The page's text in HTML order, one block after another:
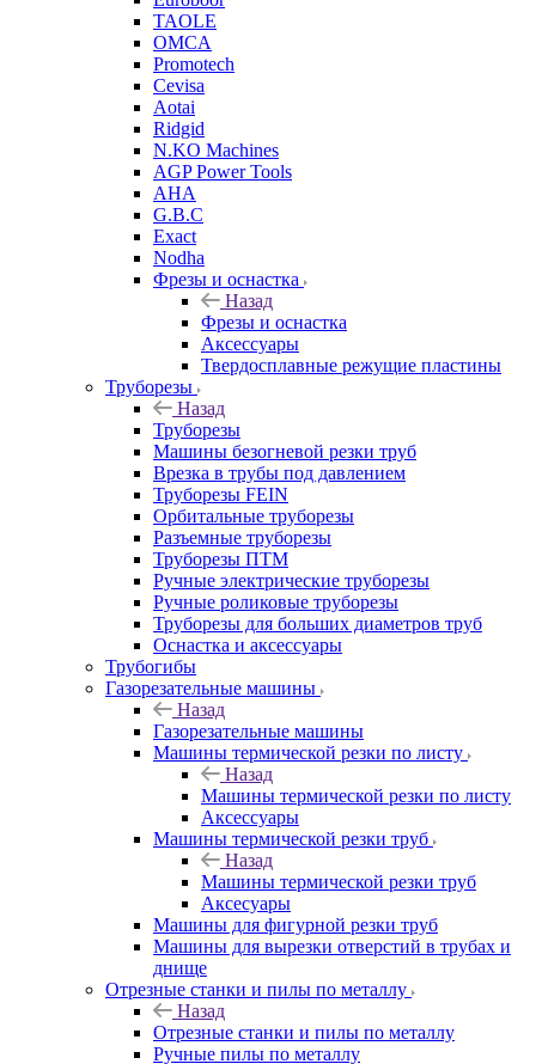
TAOLE
OMCA
Promotech
Cevisa
Aotai
Ridgid
N.KO Machines
AGP Power Tools
AHA
G.B.C
Exact
Nodha
Фрезы и оснастка
Назад
Фрезы и оснастка
Аксессуары
Твердосплавные режущие пластины
Труборезы
Назад
Труборезы
Машины безогневой резки труб
Врезка в трубы под давлением
Труборезы FEIN
Орбитальные труборезы
Разъемные труборезы
Труборезы ПТМ
Ручные электрические труборезы
Ручные роликовые труборезы
Труборезы для больших диаметров труб
Оснастка и аксессуары
Трубогибы
Газорезательные машины
Назад
Газорезательные машины
Машины термической резки по листу
Назад
Машины термической резки по листу
Аксессуары
Машины термической резки труб
Назад
Машины термической резки труб
Аксесуары
Машины для фигурной резки труб
Машины для вырезки отверстий в трубах и
днище
Отрезные станки и пилы по металлу
Назад
Отрезные станки и пилы по металлу
Ручные пилы по металлу